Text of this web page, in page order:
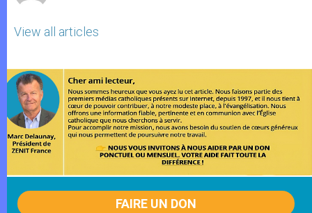
View all articles
FAIRE UN DON